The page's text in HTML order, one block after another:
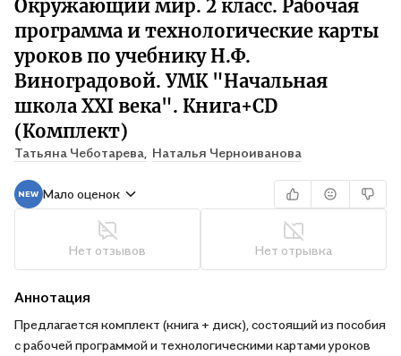
Окружающий мир. 2 класс. Рабочая
программа и технологические карты
уроков по учебнику Н.Ф.
Виноградовой. УМК "Начальная
школа XXI века". Книга+CD
(Комплект)
Татьяна Чеботарева, Наталья Черноиванова
Мало оценок
Нет отзывов Нет отрывка
Аннотация
Предлагается комплект (книга + диск), состоящий из пособия
с рабочей программой и технологическими картами уроков